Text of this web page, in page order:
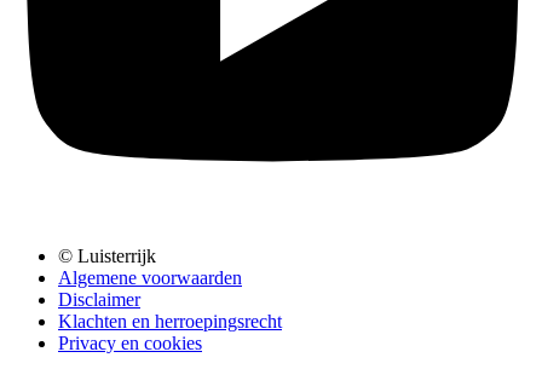
© Luisterrijk
Algemene voorwaarden
Disclaimer
Klachten en herroepingsrecht
Privacy en cookies